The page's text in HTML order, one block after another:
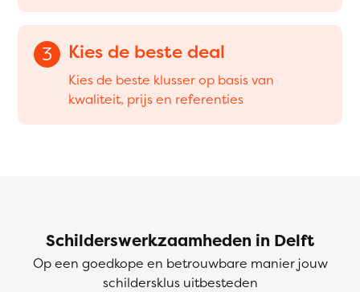
3 Kies de beste deal
Kies de beste klusser op basis van
kwaliteit, prijs en referenties
Schilderswerkzaamheden in Delft
Op een goedkope en betrouwbare manier jouw
schildersklus uitbesteden